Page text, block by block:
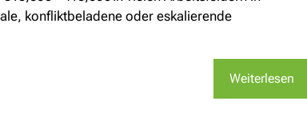
konfliktbeladene oder eskalierende
Weiterlesen